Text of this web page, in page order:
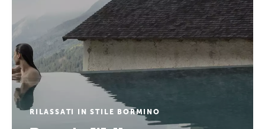
RILASSATI IN STILE BORMINO